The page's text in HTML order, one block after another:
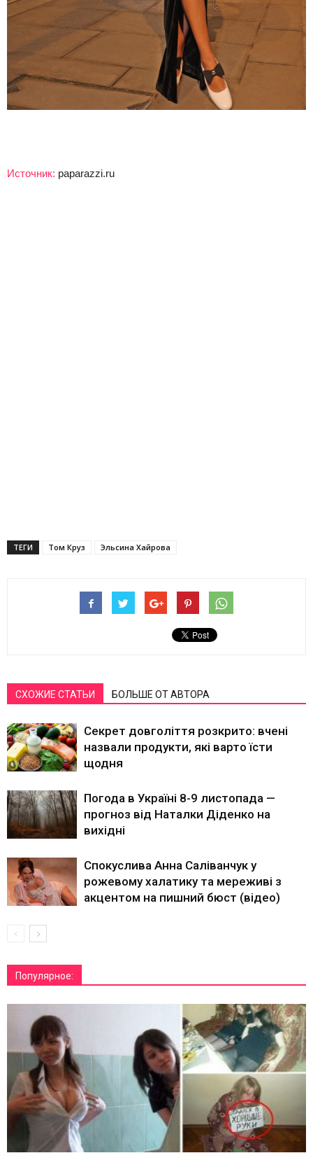
Источник: paparazzi.ru
ТЕГИ Том Круз Эльсина Хайрова
СХОЖИЕ СТАТЬИ БОЛЬШЕ ОТ АВТОРА
Секрет довголіття розкрито: вчені
назвали продукти, які варто їсти
щодня
Погода в Україні 8-9 листопада —
прогноз від Наталки Діденко на
вихідні
Спокуслива Анна Саліванчук у
рожевому халатику та мереживі з
акцентом на пишний бюст (відео)
Популярное: